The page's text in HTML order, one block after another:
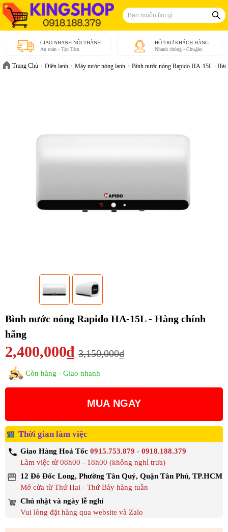
GIAO NHANH NỘI THÀNH
An toàn - Tận Tâm
HỖ TRỢ KHÁCH HÀNG
Nhanh chóng - Chu₫áo
Trang Chủ Điện lạnh Máy nước nóng lạnh Bình nước nóng Rapido HA-15L -
Bình nước nóng Rapido HA-15L - Hàng chính
hãng
2,400,000₫ 3,150,000₫
Còn hàng - Giao nhanh
MUA NGAY
Thời gian làm việc
Giao Hàng Hoả Tốc 0915.753.879 - 0918.188.379
Làm việc từ 08h00 - 18h00 (không nghỉ trưa)
12 Đô Đốc Long, Phường Tân Quý, Quận Tân Phú, TP.HCM
Mở cửa từ Thứ Hai - Thứ Bảy hàng tuần
Chủ nhật và ngày lễ nghỉ
Vui lòng đặt hàng qua website và Zalo